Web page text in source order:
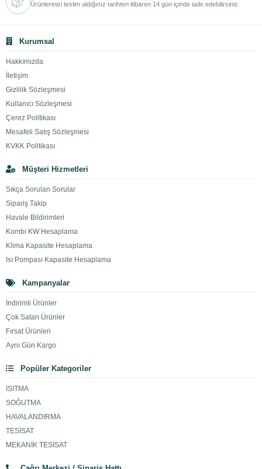
Ürünlerinizi teslim aldığınız tarihten itibaren 14 gün içinde iade edebilirsiniz.
Kurumsal
Hakkımızda
İletişim
Gizlilik Sözleşmesi
Kullanıcı Sözleşmesi
Çerez Politikası
Mesafeli Satış Sözleşmesi
KVKK Politikası
Müşteri Hizmetleri
Sıkça Sorulan Sorular
Sipariş Takip
Havale Bildirimleri
Kombi KW Hesaplama
Klima Kapasite Hesaplama
Isı Pompası Kapasite Hesaplama
Kampanyalar
İndirimli Ürünler
Çok Satan Ürünler
Fırsat Ürünleri
Aynı Gün Kargo
Popüler Kategoriler
ISITMA
SOĞUTMA
HAVALANDIRMA
TESİSAT
MEKANİK TESİSAT